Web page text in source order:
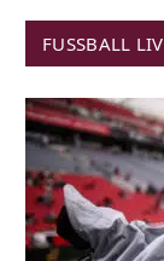
FUSSBALL LIVE